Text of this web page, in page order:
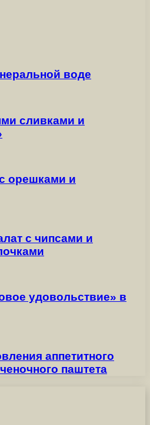
воде
сливками и
орешками и
с чипсами и
удовольствие» в
аппетитного
паштета